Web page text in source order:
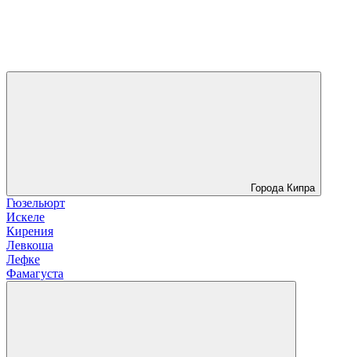
Города Кипра
Гюзельюрт
Искеле
Кирения
Левкоша
Лефке
Фамагуста